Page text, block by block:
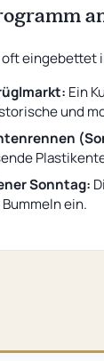
eingebettet
Ein
und
Sonntag:
ein.